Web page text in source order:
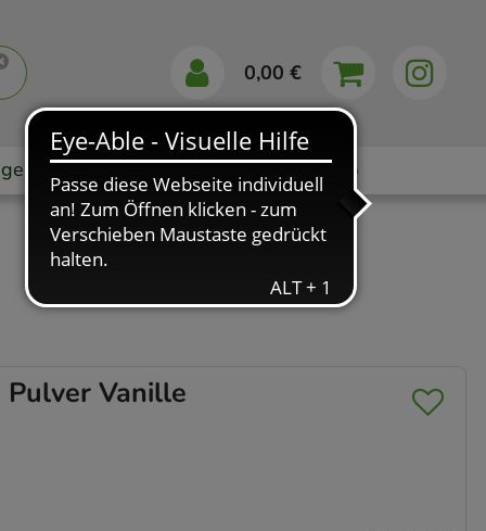
0,00 €
Markenshops Ratgeber App
Vanille